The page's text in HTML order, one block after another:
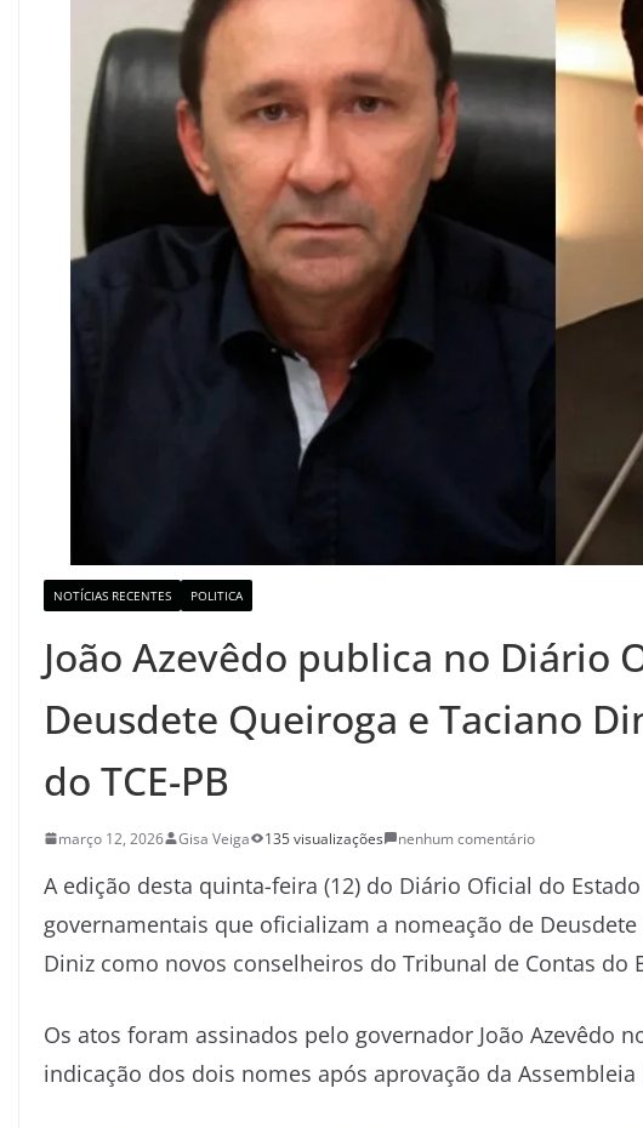
NOTÍCIAS RECENTES POLITICA
João Azevêdo publica no Diário
Deusdete Queiroga e Taciano
do TCE-PB
março 12, 2026 Gisa Veiga 135 visualizações nenhum comentário
A edição desta quinta-feira (12) do Diário Oficial do
governamentais que oficializam a nomeação de
Diniz como novos conselheiros do Tribunal de Contas do
Os atos foram assinados pelo governador João Azevêdo
indicação dos dois nomes após aprovação da Assembleia